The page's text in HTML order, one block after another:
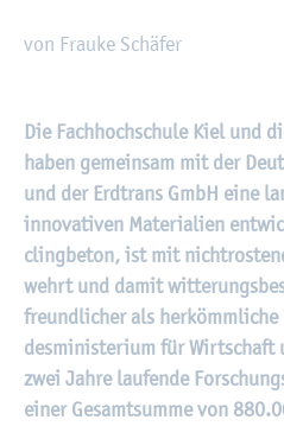
von Frau­ke Schä­fer
Die Fach­hoch­schu­le Kiel und
haben ge­mein­sam mit der
und der Erd­trans GmbH eine
in­no­va­ti­ven Ma­te­ria­li­en
cling­be­ton, ist mit
wehrt und damit
freund­li­cher als
des­mi­nis­te­ri­um für Wirt­schaft
zwei Jahre lau­fen­de
einer Ge­samt­sum­me von
©